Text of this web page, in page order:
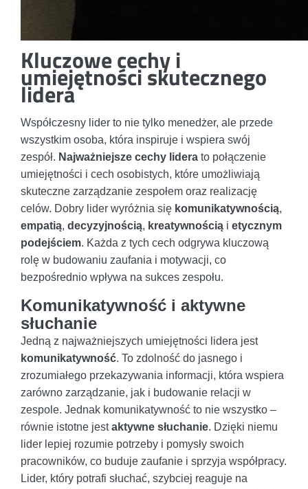
Kluczowe cechy i
umiejętności skutecznego
lidera
Współczesny lider to nie tylko menedżer, ale przede
wszystkim osoba, która inspiruje i wspiera swój
zespół. Najważniejsze cechy lidera to połączenie
umiejętności i cech osobistych, które umożliwiają
skuteczne zarządzanie zespołem oraz realizację
celów. Dobry lider wyróżnia się komunikatywnością,
empatią, decyzyjnością, kreatywnością i etycznym
podejściem. Każda z tych cech odgrywa kluczową
rolę w budowaniu zaufania i motywacji, co
bezpośrednio wpływa na sukces zespołu.
Komunikatywność i aktywne
słuchanie
Jedną z najważniejszych umiejętności lidera jest
komunikatywność. To zdolność do jasnego i
zrozumiałego przekazywania informacji, która wspiera
zarówno zarządzanie, jak i budowanie relacji w
zespole. Jednak komunikatywność to nie wszystko –
równie istotne jestaktywne słuchanie. Dzięki niemu
lider lepiej rozumie potrzeby i pomysły swoich
pracowników, co buduje zaufanie i sprzyja współpracy.
Lider, który potrafi słuchać, szybciej reaguje na